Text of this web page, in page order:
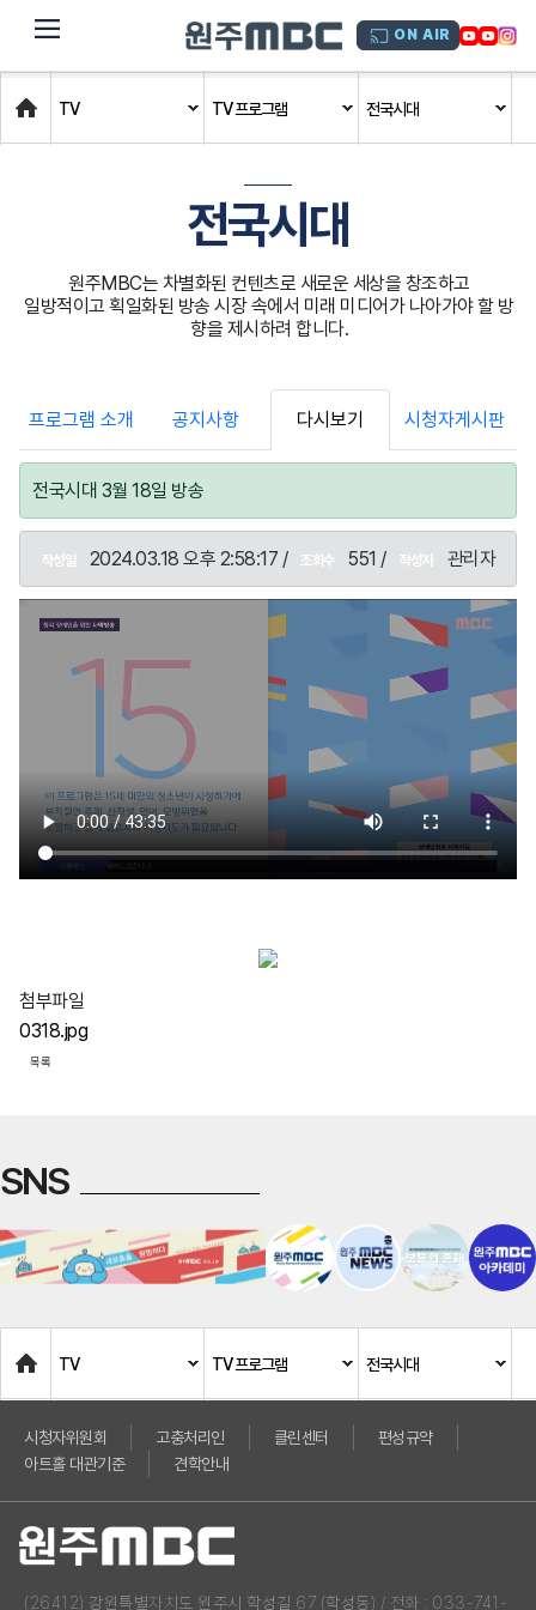
dehaze ON AIR
Home
TV TV 프로그램 전국시대
전국시대
원주MBC는 차별화된 컨텐츠로 새로운 세상을 창조하고
일방적이고 획일화된 방송 시장 속에서 미래 미디어가 나아가야 할 방
향을 제시하려 합니다.
프로그램 소개 공지사항 다시보기 시청자게시판
전국시대 3월 18일 방송
작성일 2024.03.18 오후 2:58:17 / 조회수 551 / 작성자 관리자
첨부파일
0318.jpg
목록
SNS
Home
TV TV 프로그램 전국시대
시청자위원회 고충처리인 클린센터
편성규약
아트홀 대관기준
견학안내
(26412) 강원특별자치도 원주시 학성길 67 (학성동) / 전화 : 033-741-